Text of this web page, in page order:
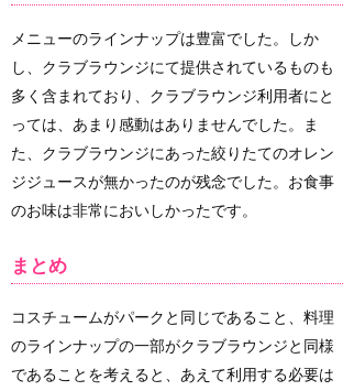
メニューのラインナップは豊富でした。しか
し、クラブラウンジにて提供されているものも
多く含まれており、クラブラウンジ利用者にと
っては、あまり感動はありませんでした。ま
た、クラブラウンジにあった絞りたてのオレン
ジジュースが無かったのが残念でした。お食事
のお味は非常においしかったです。
まとめ
コスチュームがパークと同じであること、料理
のラインナップの一部がクラブラウンジと同様
であることを考えると、あえて利用する必要は